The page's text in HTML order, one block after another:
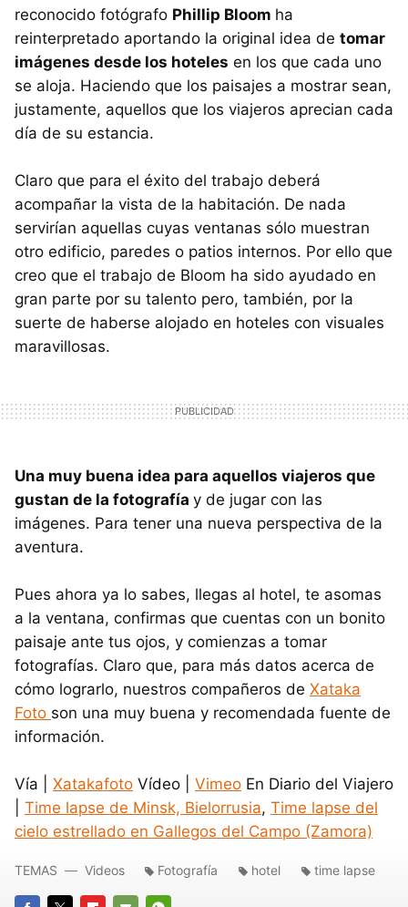
reconocido fotógrafo Phillip Bloom ha
reinterpretado aportando la original idea de tomar
imágenes desde los hoteles en los que cada uno
se aloja. Haciendo que los paisajes a mostrar sean,
justamente, aquellos que los viajeros aprecian cada
día de su estancia.
Claro que para el éxito del trabajo deberá
acompañar la vista de la habitación. De nada
servirían aquellas cuyas ventanas sólo muestran
otro edificio, paredes o patios internos. Por ello que
creo que el trabajo de Bloom ha sido ayudado en
gran parte por su talento pero, también, por la
suerte de haberse alojado en hoteles con visuales
maravillosas.
Una muy buena idea para aquellos viajeros que
gustan de la fotografía y de jugar con las
imágenes. Para tener una nueva perspectiva de la
aventura.
Pues ahora ya lo sabes, llegas al hotel, te asomas
a la ventana, confirmas que cuentas con un bonito
paisaje ante tus ojos, y comienzas a tomar
fotografías. Claro que, para más datos acerca de
cómo lograrlo, nuestros compañeros de Xataka
Foto son una muy buena y recomendada fuente de
información.
Vía | Xatakafoto Vídeo | Vimeo En Diario del Viajero
Time lapse de Minsk, Bielorrusia, Time lapse del
cielo estrellado en Gallegos del Campo (Zamora)
TEMAS Videos Fotografía hotel time lapse